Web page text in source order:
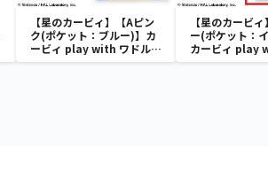
【星のカービィ】【Aピン
ク(ポケット：ブルー)】カ
ービィ play with ワドルデ
ィ ボストンバッグ
【星のカービ
ー(ポケット：
カービィ play
ディ ボストン